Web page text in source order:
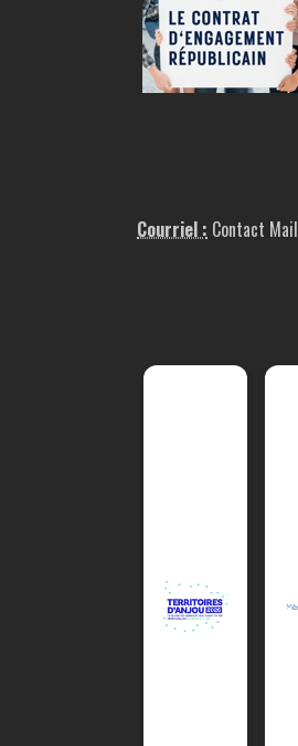
Courriel : Contact Mail